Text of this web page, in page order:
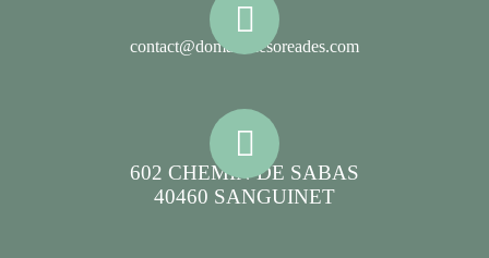
contact@domainelesoreades.com
602 CHEMIN DE SABAS
40460 SANGUINET